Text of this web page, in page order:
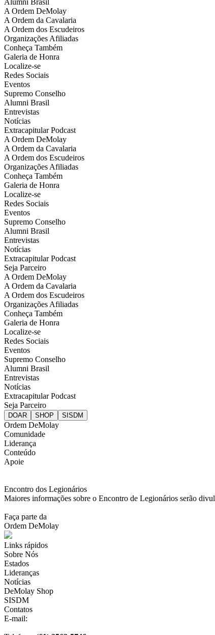
Alumni Brasil
A Ordem DeMolay
A Ordem da Cavalaria
A Ordem dos Escudeiros
Organizações Afiliadas
Conheça Também
Galeria de Honra
Localize-se
Redes Sociais
Eventos
Supremo Conselho
Alumni Brasil
Entrevistas
Notícias
Extracapitular Podcast
A Ordem DeMolay
A Ordem da Cavalaria
A Ordem dos Escudeiros
Organizações Afiliadas
Conheça Também
Galeria de Honra
Localize-se
Redes Sociais
Eventos
Supremo Conselho
Alumni Brasil
Entrevistas
Notícias
Extracapitular Podcast
Seja Parceiro
A Ordem DeMolay
A Ordem da Cavalaria
A Ordem dos Escudeiros
Organizações Afiliadas
Conheça Também
Galeria de Honra
Localize-se
Redes Sociais
Eventos
Supremo Conselho
Alumni Brasil
Entrevistas
Notícias
Extracapitular Podcast
Seja Parceiro
Ordem DeMolay
Comunidade
Liderança
Conteúdo
Apoie
Encontro dos Legionários
Maiores informações sobre o Encontro de Legionários serão
Faça parte da
Ordem DeMolay
Links rápidos
Sobre Nós
Estados
Lideranças
Notícias
DeMolay Shop
SISDM
Contatos
E-mail: